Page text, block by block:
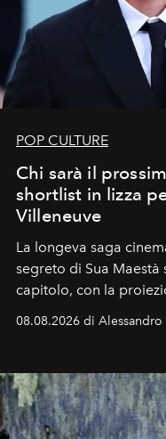
POP CULTURE
Chi sarà il
shortlist in lizza
Villeneuve
La longeva saga
segreto di Sua Maestà
capitolo, con la
dell’attore chiamato a
Craig, però, regna
08.08.2026 di Alessandro